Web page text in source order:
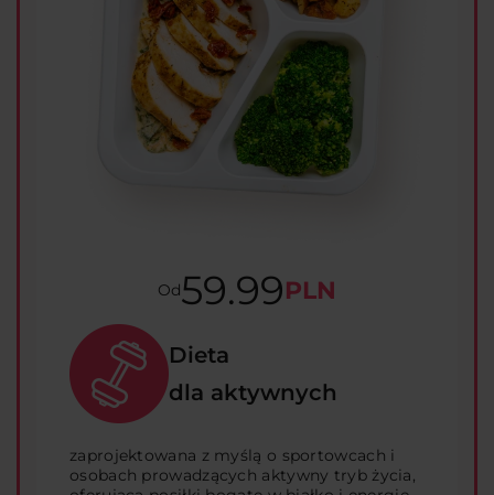
Od59.99PLN
Dieta
dla aktywnych
zaprojektowana z myślą o sportowcach i
osobach prowadzących aktywny tryb życia,